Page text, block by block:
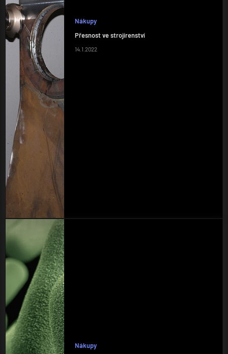
Nákupy
Přesnost ve strojírenství
14.1.2022
Nákupy